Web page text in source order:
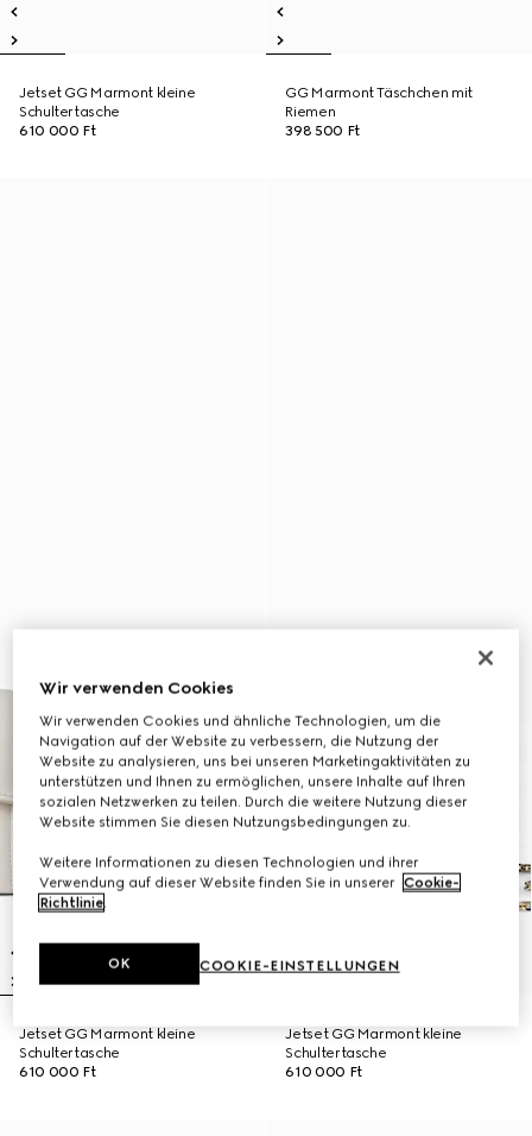
Jetset GG Marmont kleine
Schultertasche
610 000 Ft
GG Marmont Täschchen mit
Riemen
398 500 Ft
Jetset GG Marmont kleine
Schultertasche
610 000 Ft
Jetset GG Marmont kleine
Schultertasche
610 000 Ft
Wir verwenden Cookies
Wir verwenden Cookies und ähnliche Technologien, um die
Navigation auf der Website zu verbessern, die Nutzung der
Website zu analysieren, uns bei unseren Marketingaktivitäten zu
unterstützen und Ihnen zu ermöglichen, unsere Inhalte auf Ihren
sozialen Netzwerken zu teilen. Durch die weitere Nutzung dieser
Website stimmen Sie diesen Nutzungsbedingungen zu.
Weitere Informationen zu diesen Technologien und ihrer
Verwendung auf dieser Website finden Sie in unserer Cookie-
Richtlinie.
COOKIE-EINSTELLUNGEN
OK